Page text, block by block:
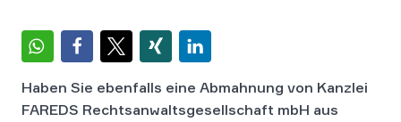
Haben Sie ebenfalls eine Abmahnung von Kanzlei
FAREDS Rechtsanwaltsgesellschaft mbH aus